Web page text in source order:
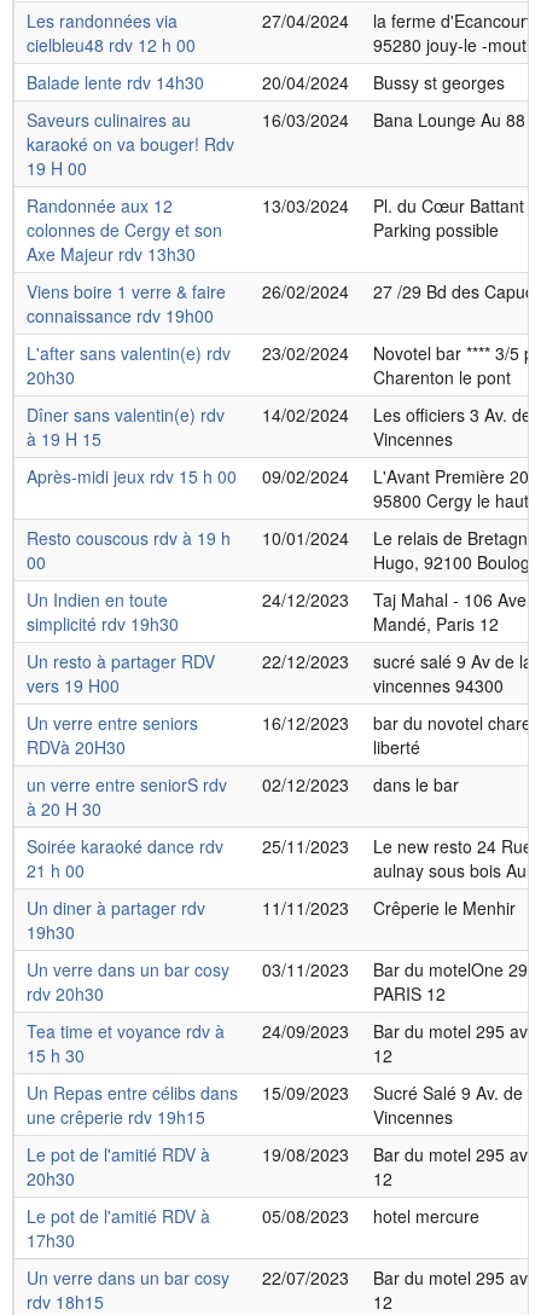
Les randonnées via
cielbleu48 rdv 12 h 00
27/04/2024
la ferme d'Ecancourt
95280 jouy-le -
Balade lente rdv 14h30
20/04/2024
Bussy st georges
Saveurs culinaires au
karaoké on va bouger! Rdv
19 H 00
16/03/2024 Bana Lounge Au 88
Randonnée aux 12
colonnes de Cergy et son
Axe Majeur rdv 13h30
13/03/2024
Pl. du Cœur Battant
Parking possible
Viens boire 1 verre & faire
connaissance rdv 19h00
26/02/2024 27 /29 Bd des
L'after sans valentin(e) rdv
20h30
23/02/2024
Novotel bar **** 3/5
Charenton le pont
Dîner sans valentin(e) rdv
à 19 H 15
14/02/2024
Les officiers 3 Av. de
Vincennes
Après-midi jeux rdv 15 h 00
09/02/2024
L'Avant Première 20
95800 Cergy le haut
Resto couscous rdv à 19 h
00
10/01/2024
Le relais de
Hugo, 92100
Un Indien en toute
simplicité rdv 19h30
24/12/2023
Taj Mahal - 106
Mandé, Paris 12
Un resto à partager RDV
vers 19 H00
22/12/2023
sucré salé 9 Av de la
vincennes 94300
Un verre entre seniors
RDVà 20H30
16/12/2023
bar du novotel
liberté
un verre entre seniorS rdv
à 20 H 30
02/12/2023 dans le bar
Soirée karaoké dance rdv
21 h 00
25/11/2023
Le new resto 24 Rue
aulnay sous bois
Un diner à partager rdv
19h30
11/11/2023 Crêperie le Menhir
Un verre dans un bar cosy
rdv 20h30
03/11/2023
Bar du motelOne
PARIS 12
Tea time et voyance rdv à
15 h 30
24/09/2023
Bar du motel 295 av
12
Un Repas entre célibs dans
une crêperie rdv 19h15
15/09/2023
Sucré Salé 9 Av. de
Vincennes
Le pot de l'amitié RDV à
20h30
19/08/2023
Bar du motel 295 av
12
Le pot de l'amitié RDV à
17h30
05/08/2023 hotel mercure
Un verre dans un bar cosy
rdv 18h15
22/07/2023
Bar du motel 295 av
12